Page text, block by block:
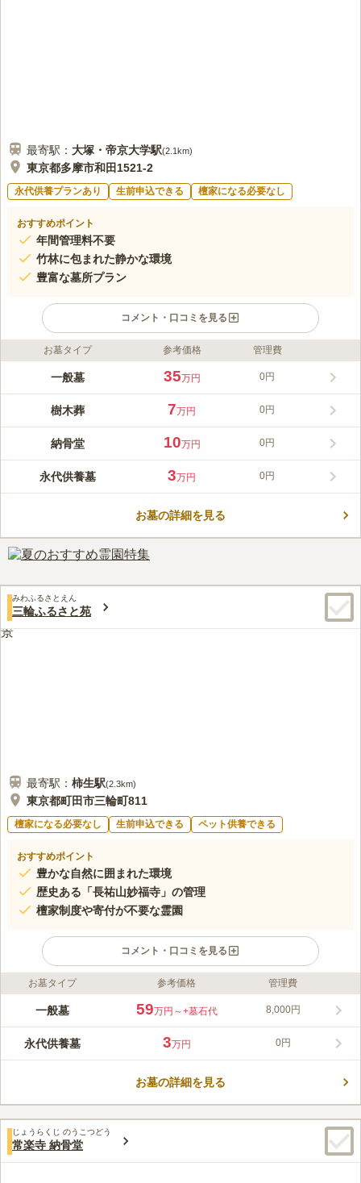
最寄駅： 大塚・帝京大学駅(2.1km)
東京都多摩市和田1521‐2
永代供養プランあり 生前申込できる 檀家になる必要なし
おすすめポイント
年間管理料不要
竹林に包まれた静かな環境
豊富な墓所プラン
コメント・口コミを見る
ライフドット編集部のコメント
かぐや霊園は、近隣初となる樹木葬を主体とした霊園です。全区
永代供養付き樹木葬墓は、墓標となる樹木（シンボルツリー）を
中央に植えて、その周辺に遺骨を埋葬するお墓です。永代供養付
代供養付き墓地新ココン墓は、通常のお墓と同じように、個別に
お花や線香が手向けられるお墓です。合祀墓は竹をモチーフとし
たモニュメント（墓標）の下、さまざまな人と一緒に眠る永代供
養のお墓です。
この霊園はまだ誰からも評価されていません。
お墓タイプ 参考価格 管理費
一般墓 35万円 0円
樹木葬 7万円 0円
納骨堂 10万円 0円
永代供養墓 3万円 0円
お墓の詳細を見る
みわふるさとえん
三輪ふるさと苑
最寄駅： 柿生駅(2.3km)
東京都町田市三輪町811
檀家になる必要なし 生前申込できる ペット供養できる
おすすめポイント
豊かな自然に囲まれた環境
歴史ある「長祐山妙福寺」の管理
檀家制度や寄付が不要な霊園
コメント・口コミを見る
ライフドット編集部のコメント
６００有余年の妙福寺が事業の主体となっている寺院です。水は
み）です。四季の花々と豊かな緑が美しい安らぎの墓苑で、敷地
内には桜並木や、つつじがあり、珍鳥・緋連雀やアオバズク、キ
くまで故人を偲ぶことができます。
みんなの評価
3.8 口コミ1件
50代男性
自然環境に恵まれており、近隣からバードウォッチングに通って
いる方も多くいます。春は桜がきれいです。ただ夏は虫がおおく蚊にささ
れることが多く弱っています。
お墓タイプ 参考価格 管理費
一般墓 59万円～+墓石代 8,000円
永代供養墓 3万円 0円
お墓の詳細を見る
じょうらくじ のうこつどう
常楽寺 納骨堂